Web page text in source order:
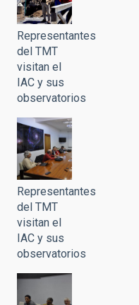
Representantes
del TMT
visitan el
IAC y sus
observatorios
Representantes
del TMT
visitan el
IAC y sus
observatorios